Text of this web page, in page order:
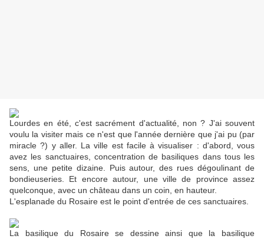
Lourdes en été, c'est sacrément d'actualité, non ? J'ai souvent
voulu la visiter mais ce n'est que l'année dernière que j'ai pu (par
miracle ?) y aller. La ville est facile à visualiser : d'abord, vous
avez les sanctuaires, concentration de basiliques dans tous les
sens, une petite dizaine. Puis autour, des rues dégoulinant de
bondieuseries. Et encore autour, une ville de province assez
quelconque, avec un château dans un coin, en hauteur.
L'esplanade du Rosaire est le point d'entrée de ces sanctuaires.
La basilique du Rosaire se dessine ainsi que la basilique